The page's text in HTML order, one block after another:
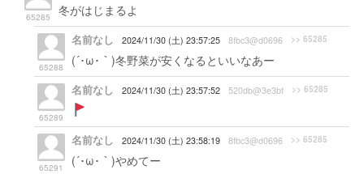
65285 冬がはじまるよ
65288
名前なし 2024/11/30 (土) 23:57:25 8fbc3@d0696 >> 65285
(´･ω･｀)冬野菜が安くなるといいなあー
65289
名前なし 2024/11/30 (土) 23:57:52 520db@3e3bf >> 65285
65291
名前なし 2024/11/30 (土) 23:58:19 8fbc3@d0696 >> 65285
(´･ω･｀)やめてー